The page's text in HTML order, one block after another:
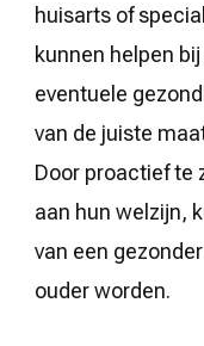
huisarts of
kunnen helpen
eventuele
van de juiste
Door proactief te
aan hun welzijn,
van een
ouder worden.